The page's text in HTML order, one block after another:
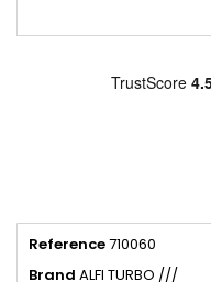
Reference710060
Brand ALFI TURBO ///